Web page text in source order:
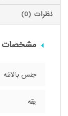
نظرات (0)
مشخصات
جنس بالاتنه
یقه